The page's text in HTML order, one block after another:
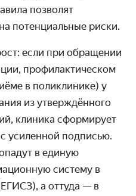
позволят
потенциальные риски.
если при обращении
профилактическом
в поликлинике) у
из утверждённого
клиника сформирует
усиленной подписью.
в единую
систему в
а оттуда — в